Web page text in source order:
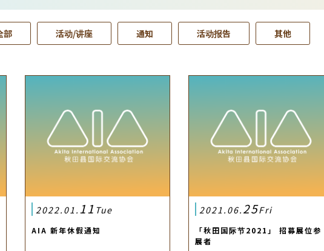
部 活动/讲座 通知 活动报告 其他
2022.01. 11 Tue
AIA 新年休假通知
2021.06. 25Fri
「秋田国际节2021」 招募展位参
展者